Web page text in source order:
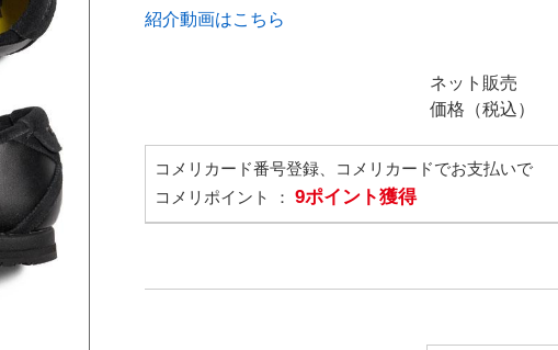
紹介動画はこちら
ネット販売
価格（税込）
コメリカード番号登録、コメリカードでお支払いで
コメリポイント ： 9ポイント獲得